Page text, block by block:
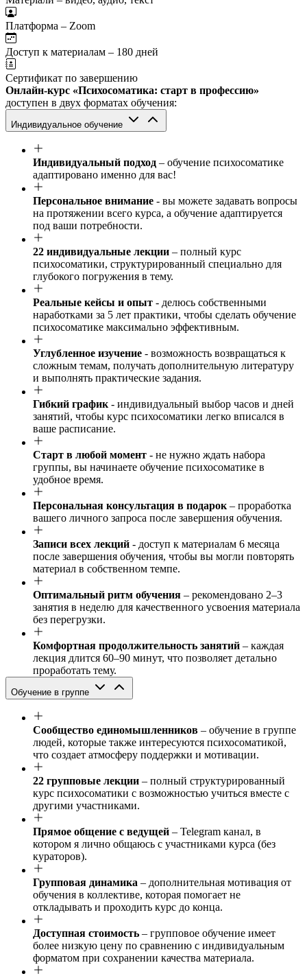
Платформа – Zoom
Доступ к материалам – 180 дней
Сертификат по завершению
Онлайн-курс «Психосоматика: старт в профессию»
доступен в двух форматах обучения:
Индивидуальное обучение
Индивидуальный подход – обучение психосоматике
адаптировано именно для вас!
Персональное внимание - вы можете задавать вопросы
на протяжении всего курса, а обучение адаптируется
под ваши потребности.
22 индивидуальные лекции – полный курс
психосоматики, структурированный специально для
глубокого погружения в тему.
Реальные кейсы и опыт - делюсь собственными
наработками за 5 лет практики, чтобы сделать обучение
психосоматике максимально эффективным.
Углубленное изучение - возможность возвращаться к
сложным темам, получать дополнительную литературу
и выполнять практические задания.
Гибкий график - индивидуальный выбор часов и дней
занятий, чтобы курс психосоматики легко вписался в
ваше расписание.
Старт в любой момент - не нужно ждать набора
группы, вы начинаете обучение психосоматике в
удобное время.
Персональная консультация в подарок – проработка
вашего личного запроса после завершения обучения.
Записи всех лекций - доступ к материалам 6 месяца
после завершения обучения, чтобы вы могли повторять
материал в собственном темпе.
Оптимальный ритм обучения – рекомендовано 2–3
занятия в неделю для качественного усвоения материала
без перегрузки.
Комфортная продолжительность занятий – каждая
лекция длится 60–90 минут, что позволяет детально
проработать тему.
Обучение в группе
Сообщество единомышленников – обучение в группе
людей, которые также интересуются психосоматикой,
что создает атмосферу поддержки и мотивации.
22 групповые лекции – полный структурированный
курс психосоматики с возможностью учиться вместе с
другими участниками.
Прямое общение с ведущей – Telegram канал, в
котором я лично общаюсь с участниками курса (без
кураторов).
Групповая динамика – дополнительная мотивация от
обучения в коллективе, которая помогает не
откладывать и проходить курс до конца.
Доступная стоимость – групповое обучение имеет
более низкую цену по сравнению с индивидуальным
форматом при сохранении качества материала.